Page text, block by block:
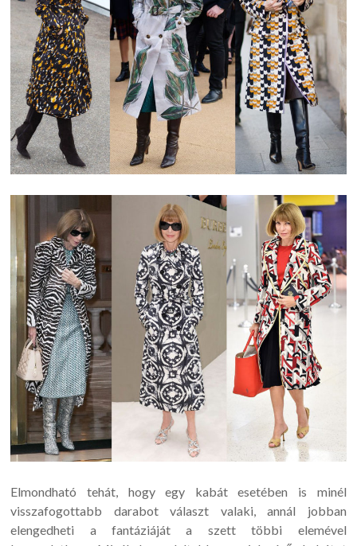
Elmondható tehát, hogy egy kabát esetében is minél
visszafogottabb darabot választ valaki, annál jobban
elengedheti a fantáziáját a szett többi elemével